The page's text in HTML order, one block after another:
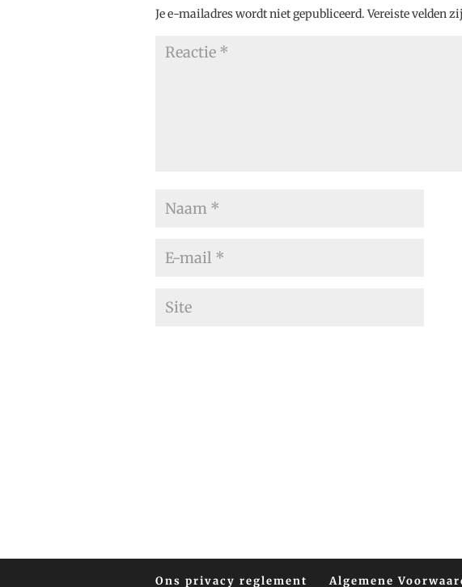
Je e-mailadres wordt niet gepubliceerd. Vereiste velden
Ons privacy reglement Algemene